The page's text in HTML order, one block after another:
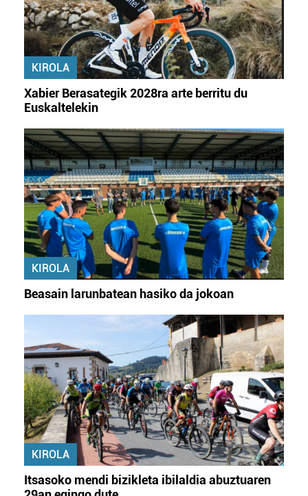
KIROLA
Xabier Berasategik 2028ra arte berritu du
Euskaltelekin
KIROLA
Beasain larunbatean hasiko da jokoan
KIROLA
Itsasoko mendi bizikleta ibilaldia abuztuaren